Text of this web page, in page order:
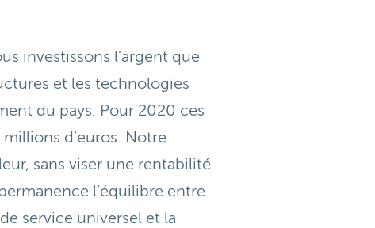
investissons l’argent que
et les technologies
du pays. Pour 2020 ces
d’euros. Notre
sans viser une rentabilité
l’équilibre entre
service universel et la